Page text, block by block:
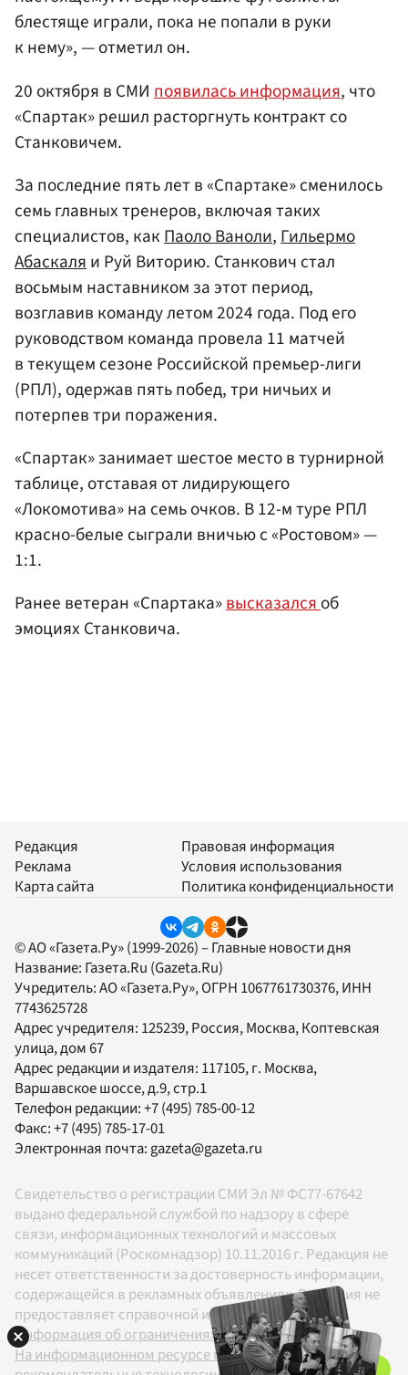
блестяще играли, пока не попали в руки
к нему», — отметил он.
20 октября в СМИ появилась информация, что
«Спартак» решил расторгнуть контракт со
Станковичем.
За последние пять лет в «Спартаке» сменилось
семь главных тренеров, включая таких
специалистов, какПаоло Ваноли,Гильермо
Абаскаляи Руй Виторию. Станкович стал
восьмым наставником за этот период,
возглавив команду летом 2024 года. Под его
руководством команда провела 11 матчей
в текущем сезоне Российской премьер-лиги
(РПЛ), одержав пять побед, три ничьих и
потерпев три поражения.
«Спартак» занимает шестое место в турнирной
таблице, отставая от лидирующего
«Локомотива» на семь очков. В 12-м туре РПЛ
красно-белые сыграли вничью с «Ростовом» —
1:1.
Ранее ветеран «Спартака»высказалсяоб
эмоциях Станковича.
Редакция
Реклама
Карта сайта
Правовая информация
Условия использования
Политика конфиденциальности
© АО «Газета.Ру» (1999-2026) – Главные новости дня
Название: Газета.Ru (Gazeta.Ru)
Учредитель:АО «Газета.Ру», ОГРН 1067761730376, ИНН
7743625728
Адрес учредителя: 125239, Россия, Москва, Коптевская
улица, дом 67
Адрес редакции и издателя: 117105, г. Москва,
Варшавское шоссе, д.9, стр.1
Телефон редакции:+7 (495) 785-00-12
Факс:+7 (495) 785-17-01
Электронная почта: gazeta@gazeta.ru
Свидетельство о регистрации СМИ Эл № ФС77-67642
выдано федеральной службой по надзору в сфере
связи, информационных технологий и массовых
коммуникаций (Роскомнадзор) 10.11.2016 г. Редакция не
несет ответственности за достоверность информации,
содержащейся в рекламных объявлениях. Редакция не
предоставляет справочной информации.
Информация об ограничениях
На информационном ресурсе применяются